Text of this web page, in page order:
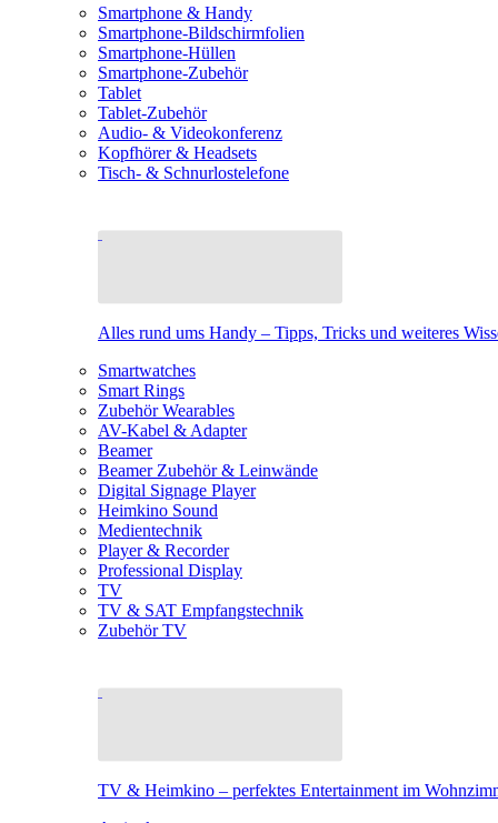
Smartphone & Handy
Smartphone-Bildschirmfolien
Smartphone-Hüllen
Smartphone-Zubehör
Tablet
Tablet-Zubehör
Audio- & Videokonferenz
Kopfhörer & Headsets
Tisch- & Schnurlostelefone
Alles rund ums Handy – Tipps, Tricks und weiteres
Smartwatches
Smart Rings
Zubehör Wearables
AV-Kabel & Adapter
Beamer
Beamer Zubehör & Leinwände
Digital Signage Player
Heimkino Sound
Medientechnik
Player & Recorder
Professional Display
TV
TV & SAT Empfangstechnik
Zubehör TV
TV & Heimkino – perfektes Entertainment im